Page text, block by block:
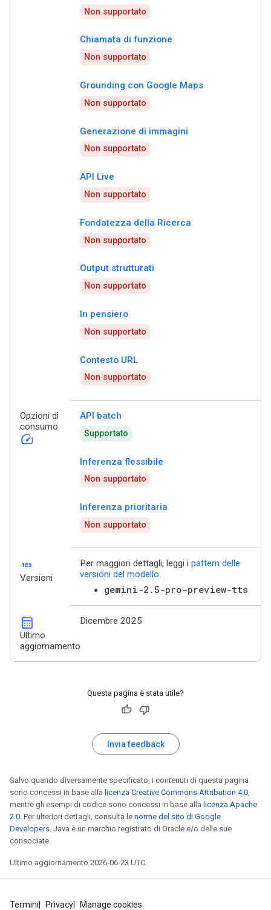
Non supportato
Chiamata di funzione
Non supportato
Grounding con Google Maps
Non supportato
Generazione di immagini
Non supportato
API Live
Non supportato
Fondatezza della Ricerca
Non supportato
Output strutturati
Non supportato
In pensiero
Non supportato
Contesto URL
Non supportato
Opzioni di
consumo
speed
API batch
Supportato
Inferenza flessibile
Non supportato
Inferenza prioritaria
Non supportato
123
Versioni
Per maggiori dettagli, leggi i pattern delle
versioni del modello.
gemini-2.5-pro-preview-tts
calendar_month
Ultimo
aggiornamento
Dicembre 2025
Questa pagina è stata utile?
Invia feedback
Salvo quando diversamente specificato, i contenuti di questa pagina
sono concessi in base alla licenza Creative Commons Attribution 4.0,
mentre gli esempi di codice sono concessi in base alla licenza Apache
2.0. Per ulteriori dettagli, consulta le norme del sito di Google
Developers. Java è un marchio registrato di Oracle e/o delle sue
consociate.
Ultimo aggiornamento 2026-06-23 UTC.
Termini Privacy Manage cookies